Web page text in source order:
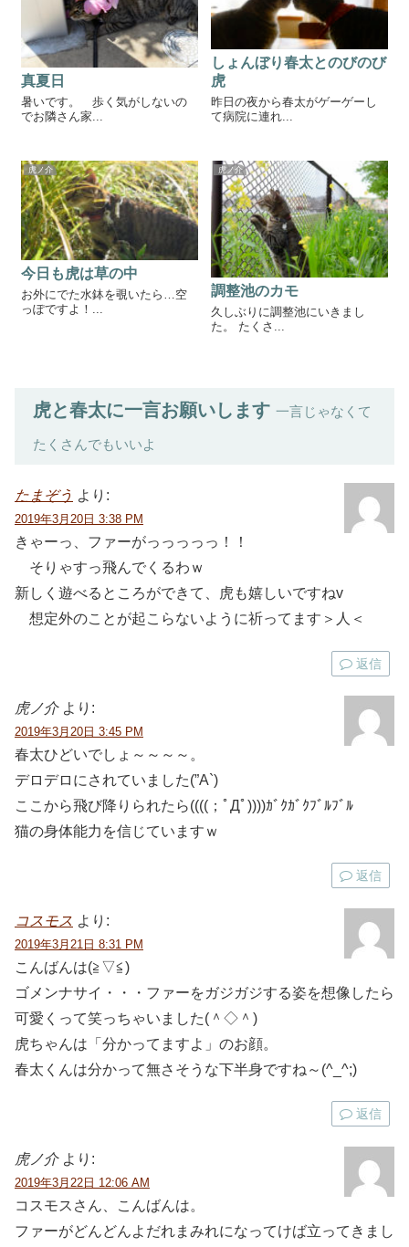
真夏日
暑いです。 歩く気がしないの
でお隣さん家...
しょんぼり春太とのびのび
虎
昨日の夜から春太がゲーゲーし
て病院に連れ...
虎ノ介
今日も虎は草の中
お外にでた水鉢を覗いたら…空
っぽですよ！...
虎ノ介
調整池のカモ
久しぶりに調整池にいきまし
た。 たくさ...
虎と春太に一言お願いします 一言じゃなくて
たくさんでもいいよ
たまぞう より:
2019年3月20日 3:38 PM
きゃーっ、ファーがっっっっっ！！
そりゃすっ飛んでくるわｗ
新しく遊べるところができて、虎も嬉しいですねv
想定外のことが起こらないように祈ってます＞人＜
返信
虎ノ介 より:
2019年3月20日 3:45 PM
春太ひどいでしょ～～～～。
デロデロにされていました(”A`)
ここから飛び降りられたら((((；ﾟДﾟ))))ｶﾞｸｶﾞｸﾌﾞﾙﾌﾞﾙ
猫の身体能力を信じていますｗ
返信
コスモス より:
2019年3月21日 8:31 PM
こんばんは(≧▽≦)
ゴメンナサイ・・・ファーをガジガジする姿を想像したら
可愛くって笑っちゃいました(＾◇＾)
虎ちゃんは「分かってますよ」のお顔。
春太くんは分かって無さそうな下半身ですね～(^_^;)
返信
虎ノ介 より:
2019年3月22日 12:06 AM
コスモスさん、こんばんは。
ファーがどんどんよだれまみれになってけば立ってきまし